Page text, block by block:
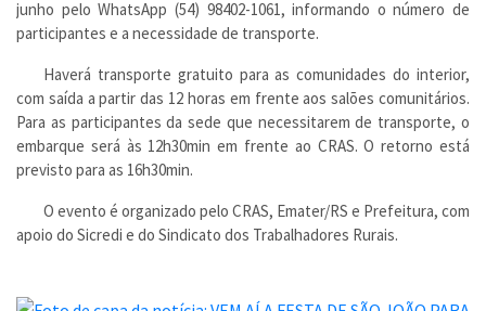
junho pelo WhatsApp (54) 98402-1061, informando o número de
participantes e a necessidade de transporte.
Haverá transporte gratuito para as comunidades do interior,
com saída a partir das 12 horas em frente aos salões comunitários.
Para as participantes da sede que necessitarem de transporte, o
embarque será às 12h30min em frente ao CRAS. O retorno está
previsto para as 16h30min.
O evento é organizado pelo CRAS, Emater/RS e Prefeitura, com
apoio do Sicredi e do Sindicato dos Trabalhadores Rurais.